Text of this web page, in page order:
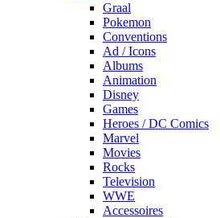
Graal
Pokemon
Conventions
Ad / Icons
Albums
Animation
Disney
Games
Heroes / DC Comics
Marvel
Movies
Rocks
Television
WWE
Accessoires